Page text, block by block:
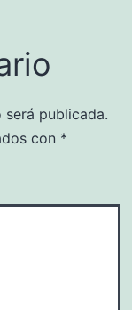
publicada.
con *